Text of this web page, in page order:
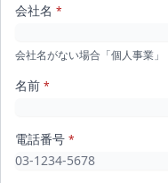
会社名 *
会社名がない場合「個人事業
名前 *
電話番号 *